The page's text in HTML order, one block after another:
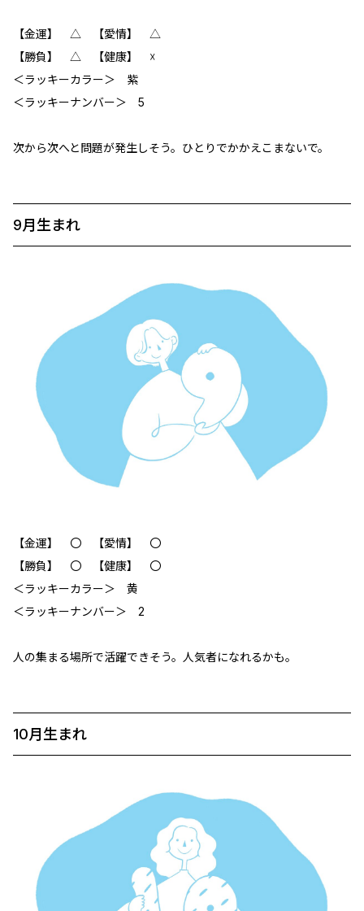
【金運】 △ 【愛情】 △
【勝負】 △ 【健康】 ☓
＜ラッキーカラー＞ 紫
＜ラッキーナンバー＞ 5
次から次へと問題が発生しそう。ひとりでかかえこまないで。
9月生まれ
【金運】 〇 【愛情】 〇
【勝負】 〇 【健康】 〇
＜ラッキーカラー＞ 黄
＜ラッキーナンバー＞ 2
人の集まる場所で活躍できそう。人気者になれるかも。
10月生まれ